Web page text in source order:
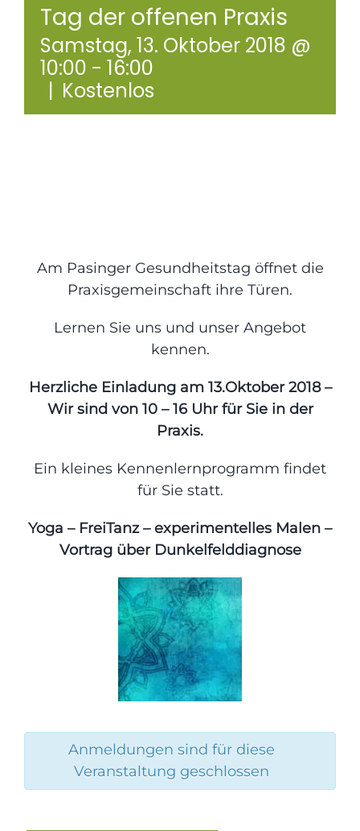
Praxisräume
Kontakt
Tag der offenen Praxis
Samstag, 13. Oktober 2018 @
10:00 - 16:00
| Kostenlos
Am Pasinger Gesundheitstag öffnet die
Praxisgemeinschaft ihre Türen.
Lernen Sie uns und unser Angebot
kennen.
Herzliche Einladung am 13.Oktober 2018 –
Wir sind von 10 – 16 Uhr für Sie in der
Praxis.
Ein kleines Kennenlernprogramm findet
für Sie statt.
Yoga – FreiTanz – experimentelles Malen –
Vortrag über Dunkelfelddiagnose
Anmeldungen sind für diese
Veranstaltung geschlossen